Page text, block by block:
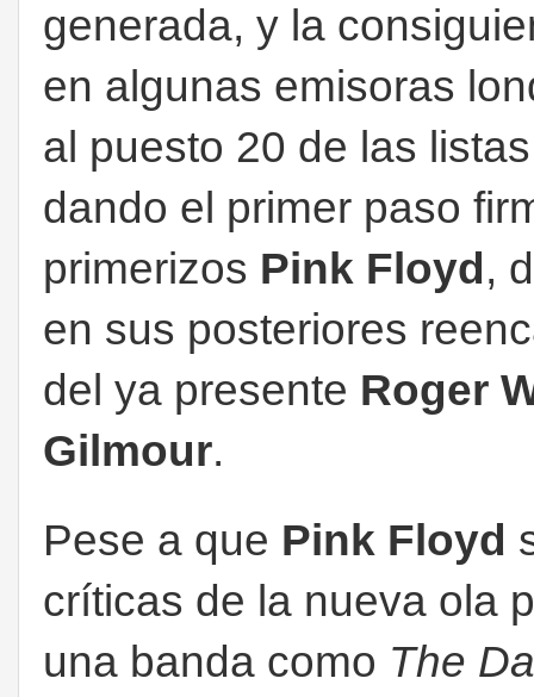
generada, y la
en algunas emisoras
al puesto 20 de las
dando el primer paso
primerizos Pink Floyd,
en sus posteriores
del ya presente Roger
Gilmour.
Pese a que Pink Floyd
críticas de la nueva ola
una banda como The